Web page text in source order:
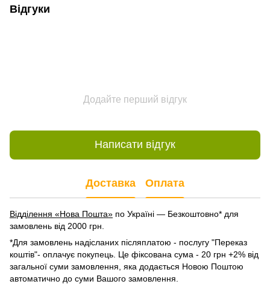
Відгуки
Додайте перший відгук
Написати відгук
Доставка Оплата
Відділення «Нова Пошта» по Україні — Безкоштовно* для
замовлень від 2000 грн.
*Для замовлень надісланих післяплатою - послугу "Переказ
коштів"- оплачує покупець. Це фіксована сума - 20 грн +2% від
загальної суми замовлення, яка додається Новою Поштою
автоматично до суми Вашого замовлення.